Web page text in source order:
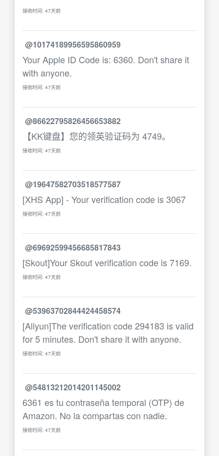
接收时间: 47天前
@10174189956595860959
Your Apple ID Code is: 6360. Don't share it
with anyone.
接收时间: 47天前
@86622795826456653882
【KK键盘】您的领英验证码为 4749。
接收时间: 47天前
@19647582703518577587
[XHS App] - Your verification code is 3067
接收时间: 47天前
@69692599456685817843
[Skout]Your Skout verification code is 7169.
接收时间: 47天前
@53963702844424458574
[Aliyun]The verification code 294183 is valid
for 5 minutes. Don't share it with anyone.
接收时间: 47天前
@54813212014201145002
6361 es tu contraseña temporal (OTP) de
Amazon. No la compartas con nadie.
接收时间: 47天前